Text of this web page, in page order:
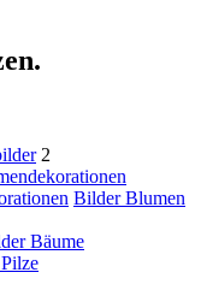
2
Bilder Blumen
Bäume